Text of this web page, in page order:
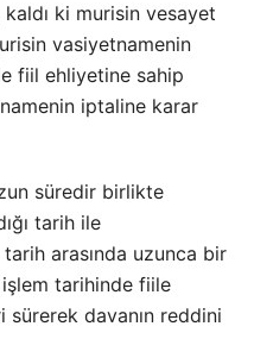
ki murisin vesayet
vasiyetnamenin
fiil ehliyetine sahip
iptaline karar
süredir birlikte
tarih ile
arasında uzunca bir
tarihinde fiile
davanın reddini